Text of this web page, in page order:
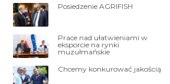
Posiedzenie AGRIFISH
Prace nad ułatwieniami w
eksporcie na rynki
muzułmańskie
Chcemy konkurować jakością